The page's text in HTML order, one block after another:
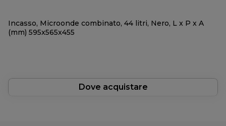
Incasso, Microonde combinato, 44 litri, Nero, L x P x A
(mm) 595x565x455
Dove acquistare